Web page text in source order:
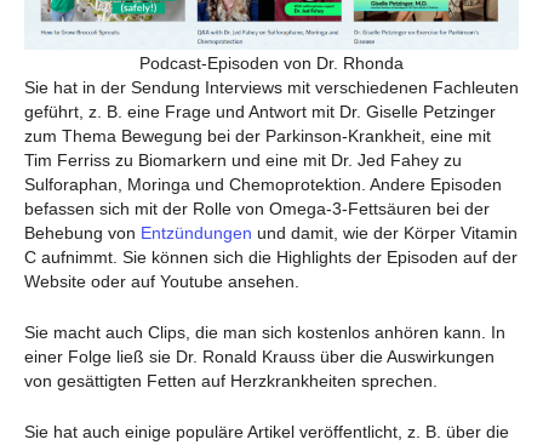
Podcast-Episoden von Dr. Rhonda
Sie hat in der Sendung Interviews mit verschiedenen Fachleuten
geführt, z. B. eine Frage und Antwort mit Dr. Giselle Petzinger
zum Thema Bewegung bei der Parkinson-Krankheit, eine mit
Tim Ferriss zu Biomarkern und eine mit Dr. Jed Fahey zu
Sulforaphan, Moringa und Chemoprotektion. Andere Episoden
befassen sich mit der Rolle von Omega-3-Fettsäuren bei der
Behebung von Entzündungen und damit, wie der Körper Vitamin
C aufnimmt. Sie können sich die Highlights der Episoden auf der
Website oder auf Youtube ansehen.
Sie macht auch Clips, die man sich kostenlos anhören kann. In
einer Folge ließ sie Dr. Ronald Krauss über die Auswirkungen
von gesättigten Fetten auf Herzkrankheiten sprechen.
Sie hat auch einige populäre Artikel veröffentlicht, z. B. über die